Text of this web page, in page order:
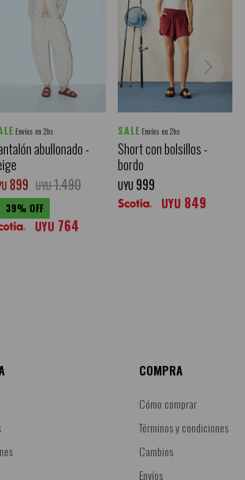
Envíos en 2hs
abullonado -
899 UYU1.490
39
UYU 764
SALE Envíos en 2hs
Short con bolsillos -
bordo
UYU 999
UYU 849
COMPRA
Cómo comprar
Términos y condiciones
Cambios
Envíos